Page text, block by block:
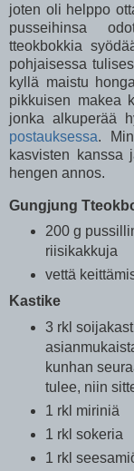
joten oli helppo
pusseihinsa
tteokbokkia
pohjaisessa
kyllä maistu
pikkuisen makea
jonka alkuperää
postauksessa.
kasvisten kanssa
hengen annos.
Gungjung
200 g
riisikakkuja
vettä
Kastike
3 rkl
kunhan
tulee, niin
1 rkl miriniä
1 rkl sokeria
1 rkl